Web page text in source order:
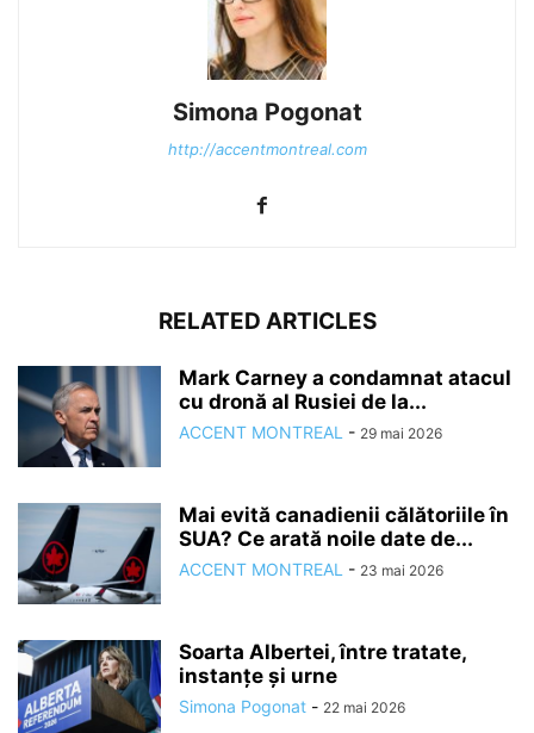
Simona Pogonat
http://accentmontreal.com
RELATED ARTICLES
Mark Carney a condamnat atacul
cu dronă al Rusiei de la...
ACCENT MONTREAL - 29 mai 2026
Mai evită canadienii călătoriile în
SUA? Ce arată noile date de...
ACCENT MONTREAL - 23 mai 2026
Soarta Albertei, între tratate,
instanțe și urne
Simona Pogonat - 22 mai 2026